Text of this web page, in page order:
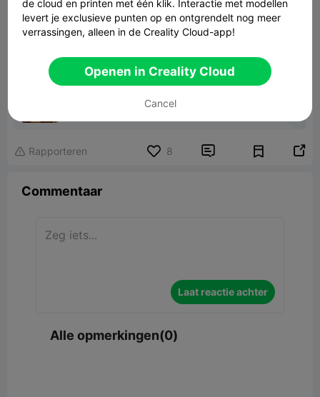
Christmas trees with reuseable ornaments
 Rapporteren 8  
Commentaar
Laat reactie achter
Alle opmerkingen(0)
de cloud en printen met één klik. Interactie met modellen
levert je exclusieve punten op en ontgrendelt nog meer
verrassingen, alleen in de Creality Cloud-app!
Openen in Creality Cloud
Cancel